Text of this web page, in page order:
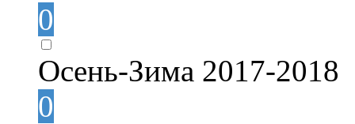
0
Осень-Зима 2017-2018
0